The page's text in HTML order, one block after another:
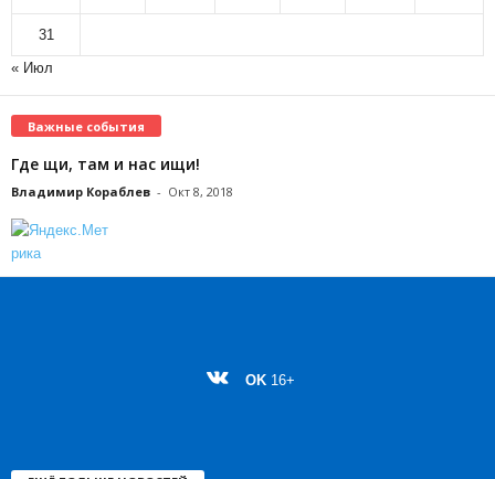
31
« Июл
Важные события
Где щи, там и нас ищи!
Владимир Кораблев - Окт 8, 2018
OK 16+